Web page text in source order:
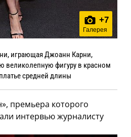
+7
Галерея
играющая Джоанн Карни,
великолепную фигуру в красном
средней длины
премьера которого
интервью журналисту